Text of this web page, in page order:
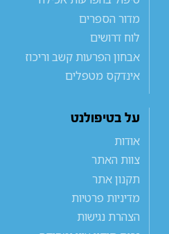
מדור הספרים
לוח דרושים
אבחון הפרעות קשב וריכוז
אינדקס מטפלים
על בטיפולנט
אודות
צוות האתר
תקנון אתר
מדיניות פרטיות
הצהרת נגישות